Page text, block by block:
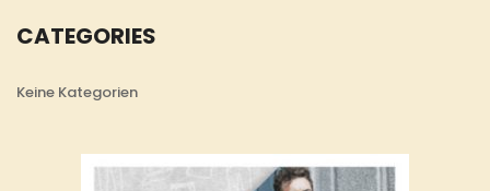
CATEGORIES
Keine Kategorien